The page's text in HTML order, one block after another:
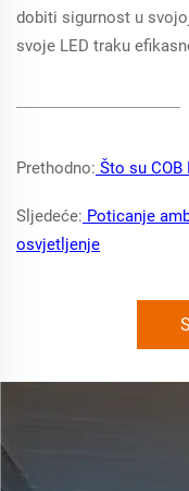
dobiti sigurnost u
svoje LED traku
Prethodno: Što su
Sljedeće: Poticanje
osvjetljenje